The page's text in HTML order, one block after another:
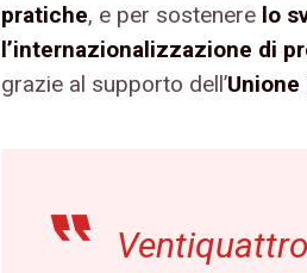
pratiche, e per sostenere lo
l’internazionalizzazione di
grazie al supporto dell’